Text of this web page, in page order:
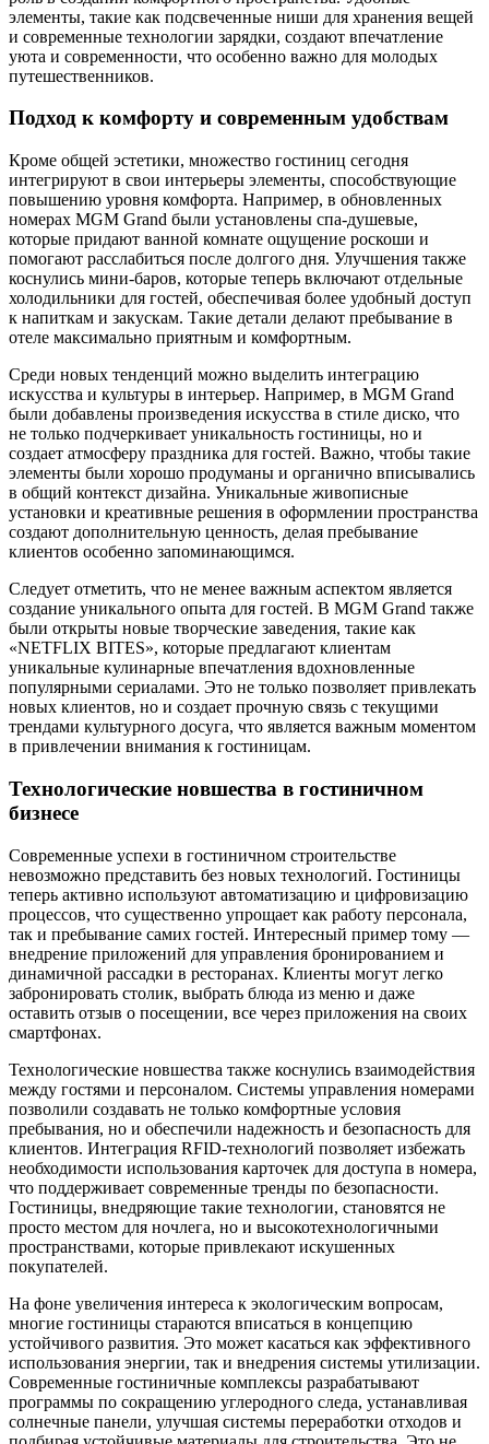
элементы, такие как подсвеченные ниши для хранения вещей
и современные технологии зарядки, создают впечатление
уюта и современности, что особенно важно для молодых
путешественников.
Подход к комфорту и современным удобствам
Кроме общей эстетики, множество гостиниц сегодня
интегрируют в свои интерьеры элементы, способствующие
повышению уровня комфорта. Например, в обновленных
номерах MGM Grand были установлены спа-душевые,
которые придают ванной комнате ощущение роскоши и
помогают расслабиться после долгого дня. Улучшения также
коснулись мини-баров, которые теперь включают отдельные
холодильники для гостей, обеспечивая более удобный доступ
к напиткам и закускам. Такие детали делают пребывание в
отеле максимально приятным и комфортным.
Среди новых тенденций можно выделить интеграцию
искусства и культуры в интерьер. Например, в MGM Grand
были добавлены произведения искусства в стиле диско, что
не только подчеркивает уникальность гостиницы, но и
создает атмосферу праздника для гостей. Важно, чтобы такие
элементы были хорошо продуманы и органично вписывались
в общий контекст дизайна. Уникальные живописные
установки и креативные решения в оформлении пространства
создают дополнительную ценность, делая пребывание
клиентов особенно запоминающимся.
Следует отметить, что не менее важным аспектом является
создание уникального опыта для гостей. В MGM Grand также
были открыты новые творческие заведения, такие как
«NETFLIX BITES», которые предлагают клиентам
уникальные кулинарные впечатления вдохновленные
популярными сериалами. Это не только позволяет привлекать
новых клиентов, но и создает прочную связь с текущими
трендами культурного досуга, что является важным моментом
в привлечении внимания к гостиницам.
Технологические новшества в гостиничном
бизнесе
Современные успехи в гостиничном строительстве
невозможно представить без новых технологий. Гостиницы
теперь активно используют автоматизацию и цифровизацию
процессов, что существенно упрощает как работу персонала,
так и пребывание самих гостей. Интересный пример тому —
внедрение приложений для управления бронированием и
динамичной рассадки в ресторанах. Клиенты могут легко
забронировать столик, выбрать блюда из меню и даже
оставить отзыв о посещении, все через приложения на своих
смартфонах.
Технологические новшества также коснулись взаимодействия
между гостями и персоналом. Системы управления номерами
позволили создавать не только комфортные условия
пребывания, но и обеспечили надежность и безопасность для
клиентов. Интеграция RFID-технологий позволяет избежать
необходимости использования карточек для доступа в номера,
что поддерживает современные тренды по безопасности.
Гостиницы, внедряющие такие технологии, становятся не
просто местом для ночлега, но и высокотехнологичными
пространствами, которые привлекают искушенных
покупателей.
На фоне увеличения интереса к экологическим вопросам,
многие гостиницы стараются вписаться в концепцию
устойчивого развития. Это может касаться как эффективного
использования энергии, так и внедрения системы утилизации.
Современные гостиничные комплексы разрабатывают
программы по сокращению углеродного следа, устанавливая
солнечные панели, улучшая системы переработки отходов и